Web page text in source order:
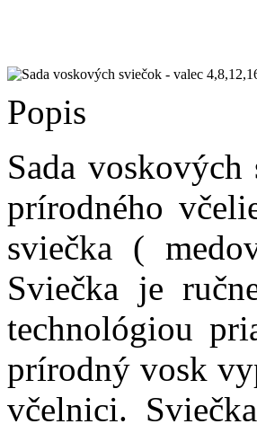
Popis
Sada
prírodného
sviečka (
Sviečka je
technológiou
prírodný vosk
včelnici.